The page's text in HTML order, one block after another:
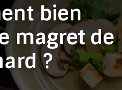
bien
magret de
?